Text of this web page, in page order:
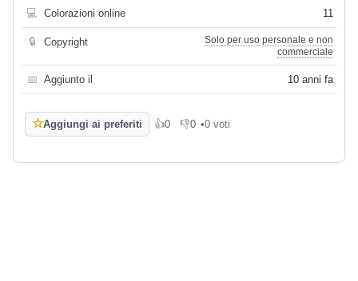
💻 Colorazioni online 11
🔒 Copyright
Solo per uso personale e non
commerciale
📅 Aggiunto il 10 anni fa
☆Aggiungi ai preferiti 👍0
Mi piace
👎0
Non mi piace
•0 voti